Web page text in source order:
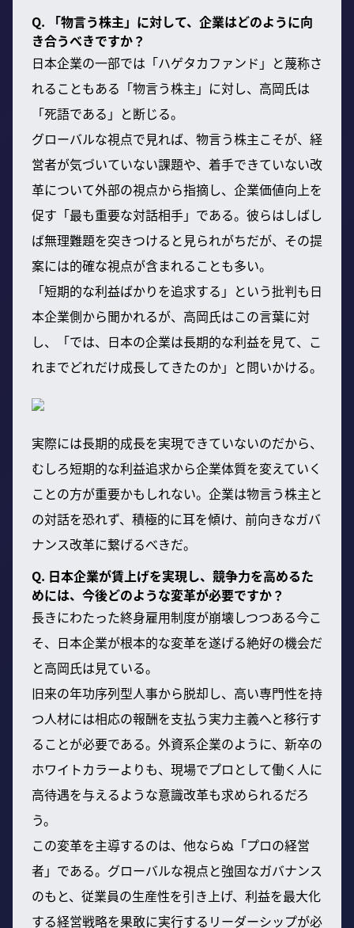
Q. 「物言う株主」に対して、企業はどのように向
き合うべきですか？
日本企業の一部では「ハゲタカファンド」と蔑称さ
れることもある「物言う株主」に対し、高岡氏は
「死語である」と断じる。
グローバルな視点で見れば、物言う株主こそが、経
営者が気づいていない課題や、着手できていない改
革について外部の視点から指摘し、企業価値向上を
促す「最も重要な対話相手」である。彼らはしばし
ば無理難題を突きつけると見られがちだが、その提
案には的確な視点が含まれることも多い。
「短期的な利益ばかりを追求する」という批判も日
本企業側から聞かれるが、高岡氏はこの言葉に対
し、「では、日本の企業は長期的な利益を見て、こ
れまでどれだけ成長してきたのか」と問いかける。
実際には長期的成長を実現できていないのだから、
むしろ短期的な利益追求から企業体質を変えていく
ことの方が重要かもしれない。企業は物言う株主と
の対話を恐れず、積極的に耳を傾け、前向きなガバ
ナンス改革に繋げるべきだ。
Q. 日本企業が賃上げを実現し、競争力を高めるた
めには、今後どのような変革が必要ですか？
長きにわたった終身雇用制度が崩壊しつつある今こ
そ、日本企業が根本的な変革を遂げる絶好の機会だ
と高岡氏は見ている。
旧来の年功序列型人事から脱却し、高い専門性を持
つ人材には相応の報酬を支払う実力主義へと移行す
ることが必要である。外資系企業のように、新卒の
ホワイトカラーよりも、現場でプロとして働く人に
高待遇を与えるような意識改革も求められるだろ
う。
この変革を主導するのは、他ならぬ「プロの経営
者」である。グローバルな視点と強固なガバナンス
のもと、従業員の生産性を引き上げ、利益を最大化
する経営戦略を果敢に実行するリーダーシップが必